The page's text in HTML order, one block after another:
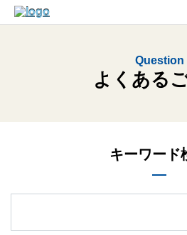
Question
よくある
キーワード